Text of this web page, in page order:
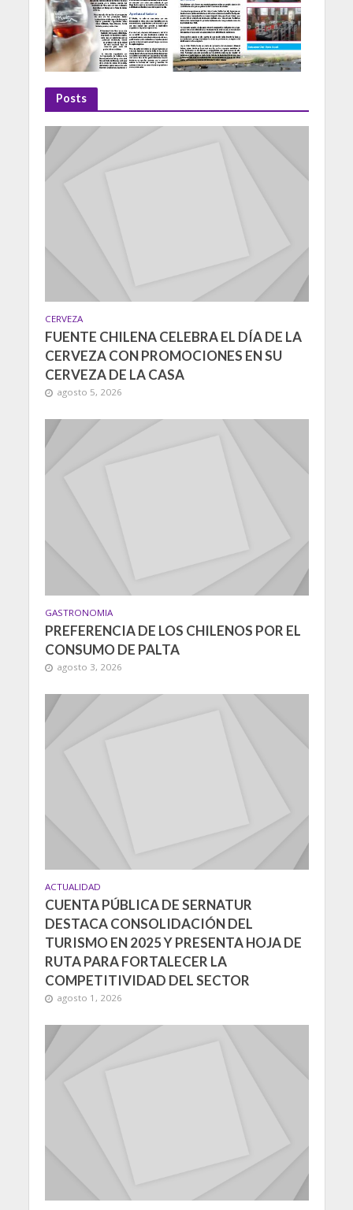
Posts
CERVEZA
FUENTE CHILENA CELEBRA EL DÍA DE LA
CERVEZA CON PROMOCIONES EN SU
CERVEZA DE LA CASA
agosto 5, 2026
GASTRONOMIA
PREFERENCIA DE LOS CHILENOS POR EL
CONSUMO DE PALTA
agosto 3, 2026
ACTUALIDAD
CUENTA PÚBLICA DE SERNATUR
DESTACA CONSOLIDACIÓN DEL
TURISMO EN 2025 Y PRESENTA HOJA DE
RUTA PARA FORTALECER LA
COMPETITIVIDAD DEL SECTOR
agosto 1, 2026